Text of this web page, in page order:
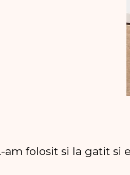
am folosit si la gatit si